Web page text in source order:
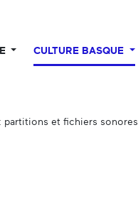
CULTURE BASQUE
partitions et fichiers sonores